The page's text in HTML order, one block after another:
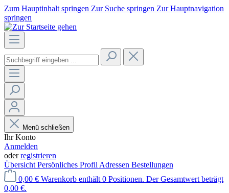
Zum Hauptinhalt springen Zur Suche springen Zur Hauptnavigation
springen
Menü schließen
Ihr Konto
Anmelden
oderregistrieren
Übersicht Persönliches Profil Adressen Bestellungen
0,00 € Warenkorb enthält 0 Positionen. Der Gesamtwert beträgt
0,00 €.